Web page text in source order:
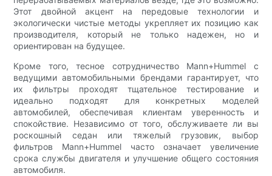
Этот двойной акцент на передовые технологии и
экологически чистые методы укрепляет их позицию как
производителя, который не только надежен, но и
ориентирован на будущее.
Кроме того, тесное сотрудничество Mann+Hummel с
ведущими автомобильными брендами гарантирует, что
их фильтры проходят тщательное тестирование и
идеально подходят для конкретных моделей
автомобилей, обеспечивая клиентам уверенность и
спокойствие. Независимо от того, обслуживаете ли вы
роскошный седан или тяжелый грузовик, выбор
фильтров Mann+Hummel часто означает увеличение
срока службы двигателя и улучшение общего состояния
автомобиля.